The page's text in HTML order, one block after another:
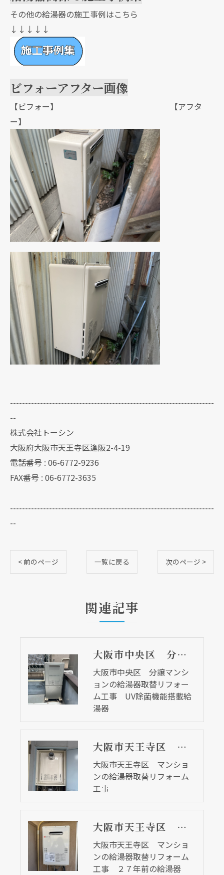
その他の給湯器の施工事例はこちら
↓↓↓↓↓
ビフォーアフター画像
【ビフォー】 【アフタ
ー】
--------------------------------------------------------------------
--
株式会社トーシン
大阪府大阪市天王寺区逢阪2-4-19
電話番号 : 06-6772-9236
FAX番号 : 06-6772-3635
--------------------------------------------------------------------
--
< 前のページ 一覧に戻る 次のページ >
関連記事
大阪市中央区 分譲マンションの給湯器取替リフォーム工事 UV除菌機能搭載給湯器
大阪市中央区 分譲マンシ
ョンの給湯器取替リフォー
ム工事 UV除菌機能搭載給
湯器
大阪市天王寺区 マンションの給湯器取替リフォーム工事
大阪市天王寺区 マンショ
ンの給湯器取替リフォーム
工事
大阪市天王寺区 マンションの給湯器取替リフォーム工事 ２７年前の給湯器
大阪市天王寺区 マンショ
ンの給湯器取替リフォーム
工事 ２７年前の給湯器